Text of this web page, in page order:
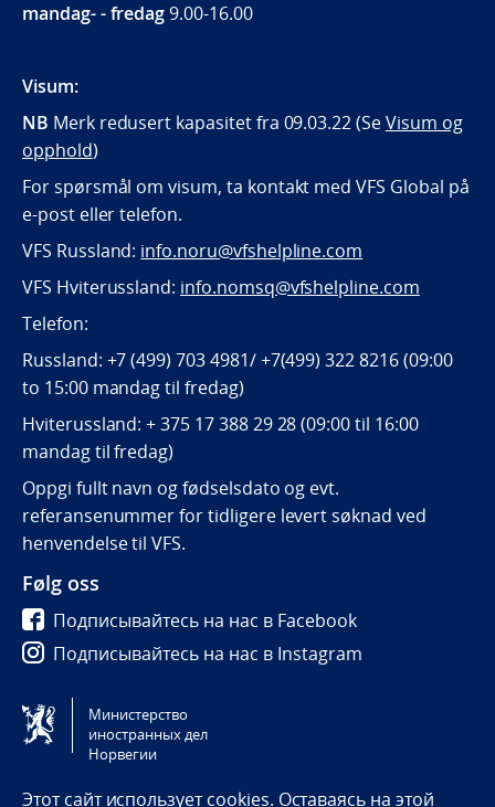
mandag- - fredag9.00-16.00
Visum:
NB Merk redusert kapasitet fra 09.03.22 (SeVisum og
opphold)
For spørsmål om visum, ta kontakt med VFS Global på
e-post eller telefon.
VFS Russland: info.noru@vfshelpline.com
VFS Hviterussland: info.nomsq@vfshelpline.com
Telefon:
Russland: +7 (499) 703 4981/ +7(499) 322 8216 (09:00
to 15:00 mandag til fredag)
Hviterussland: + 375 17 388 29 28 (09:00 til 16:00
mandag til fredag)
Oppgi fullt navn og fødselsdato og evt.
referansenummer for tidligere levert søknad ved
henvendelse til VFS.
Følg oss
Подписывайтесь на нас в Facebook
Подписывайтесь на нас в Instagram
Tilgjengelighetserklæring / Accessibility statement
Министерство
иностранных дел
Норвегии
Этот сайт использует cookies. Оставаясь на этой